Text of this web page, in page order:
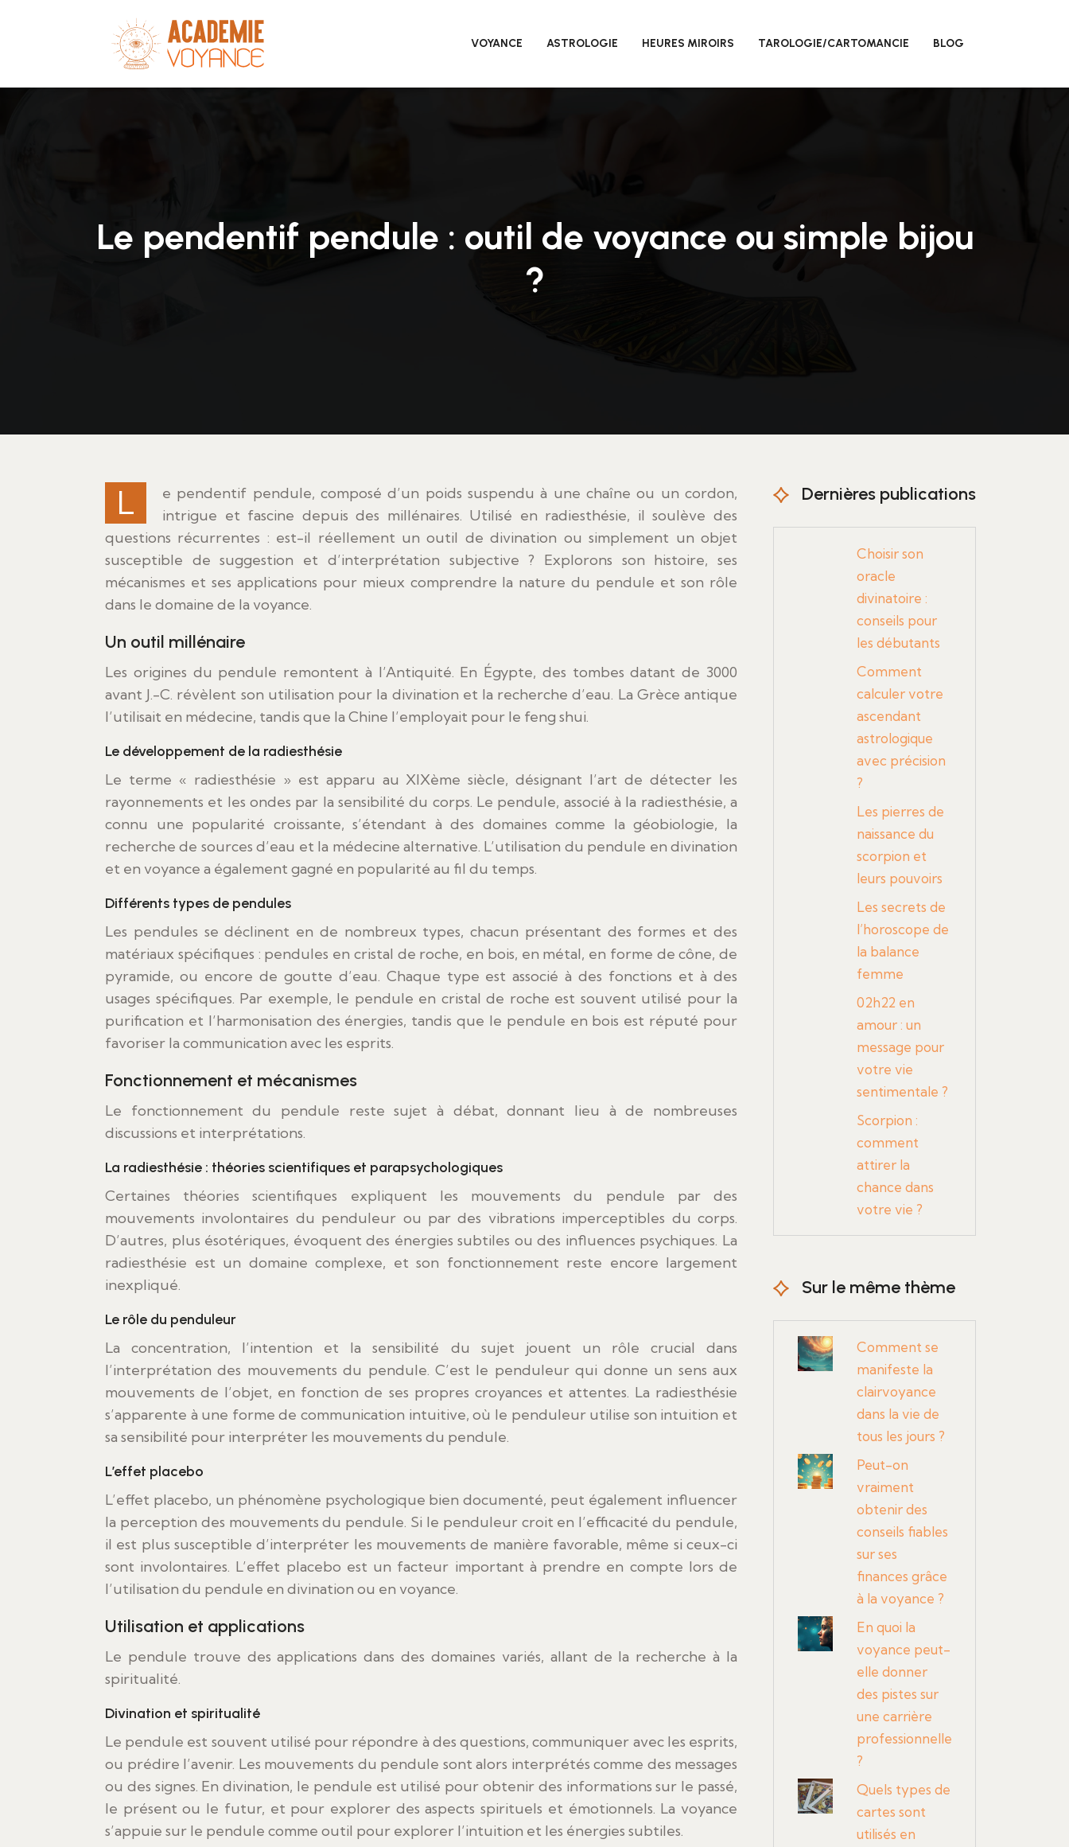
VOYANCE ASTROLOGIE HEURES MIROIRS TAROLOGIE/CARTOMANCIE BLOG
Le pendentif pendule : outil de voyance ou simple bijou
?
Le pendentif pendule, composé d’un poids suspendu à une chaîne ou un cordon,
intrigue et fascine depuis des millénaires. Utilisé en radiesthésie, il soulève des
questions récurrentes : est-il réellement un outil de divination ou simplement un objet
susceptible de suggestion et d’interprétation subjective ? Explorons son histoire, ses
mécanismes et ses applications pour mieux comprendre la nature du pendule et son rôle
dans le domaine de la voyance.
Un outil millénaire
Les origines du pendule remontent à l’Antiquité. En Égypte, des tombes datant de 3000
avant J.-C. révèlent son utilisation pour la divination et la recherche d’eau. La Grèce antique
l’utilisait en médecine, tandis que la Chine l’employait pour le feng shui.
Le développement de la radiesthésie
Le terme « radiesthésie » est apparu au XIXème siècle, désignant l’art de détecter les
rayonnements et les ondes par la sensibilité du corps. Le pendule, associé à la radiesthésie, a
connu une popularité croissante, s’étendant à des domaines comme la géobiologie, la
recherche de sources d’eau et la médecine alternative. L’utilisation du pendule en divination
et en voyance a également gagné en popularité au fil du temps.
Différents types de pendules
Les pendules se déclinent en de nombreux types, chacun présentant des formes et des
matériaux spécifiques : pendules en cristal de roche, en bois, en métal, en forme de cône, de
pyramide, ou encore de goutte d’eau. Chaque type est associé à des fonctions et à des
usages spécifiques. Par exemple, le pendule en cristal de roche est souvent utilisé pour la
purification et l’harmonisation des énergies, tandis que le pendule en bois est réputé pour
favoriser la communication avec les esprits.
Fonctionnement et mécanismes
Le fonctionnement du pendule reste sujet à débat, donnant lieu à de nombreuses
discussions et interprétations.
La radiesthésie : théories scientifiques et parapsychologiques
Certaines théories scientifiques expliquent les mouvements du pendule par des
mouvements involontaires du penduleur ou par des vibrations imperceptibles du corps.
D’autres, plus ésotériques, évoquent des énergies subtiles ou des influences psychiques. La
radiesthésie est un domaine complexe, et son fonctionnement reste encore largement
inexpliqué.
Le rôle du penduleur
La concentration, l’intention et la sensibilité du sujet jouent un rôle crucial dans
l’interprétation des mouvements du pendule. C’est le penduleur qui donne un sens aux
mouvements de l’objet, en fonction de ses propres croyances et attentes. La radiesthésie
s’apparente à une forme de communication intuitive, où le penduleur utilise son intuition et
sa sensibilité pour interpréter les mouvements du pendule.
L’effet placebo
L’effet placebo, un phénomène psychologique bien documenté, peut également influencer
la perception des mouvements du pendule. Si le penduleur croit en l’efficacité du pendule,
il est plus susceptible d’interpréter les mouvements de manière favorable, même si ceux-ci
sont involontaires. L’effet placebo est un facteur important à prendre en compte lors de
l’utilisation du pendule en divination ou en voyance.
Utilisation et applications
Le pendule trouve des applications dans des domaines variés, allant de la recherche à la
spiritualité.
Divination et spiritualité
Le pendule est souvent utilisé pour répondre à des questions, communiquer avec les esprits,
ou prédire l’avenir. Les mouvements du pendule sont alors interprétés comme des messages
ou des signes. En divination, le pendule est utilisé pour obtenir des informations sur le passé,
le présent ou le futur, et pour explorer des aspects spirituels et émotionnels. La voyance
s’appuie sur le pendule comme outil pour explorer l’intuition et les énergies subtiles.
Dernières publications
Choisir son
oracle
divinatoire :
conseils pour
les débutants
Comment
calculer votre
ascendant
astrologique
avec précision
?
Les pierres de
naissance du
scorpion et
leurs pouvoirs
Les secrets de
l’horoscope de
la balance
femme
02h22 en
amour : un
message pour
votre vie
sentimentale ?
Scorpion :
comment
attirer la
chance dans
votre vie ?
Sur le même thème
Comment se
manifeste la
clairvoyance
dans la vie de
tous les jours ?
Peut-on
vraiment
obtenir des
conseils fiables
sur ses
finances grâce
à la voyance ?
En quoi la
voyance peut-
elle donner
des pistes sur
une carrière
professionnelle
?
Quels types de
cartes sont
utilisés en